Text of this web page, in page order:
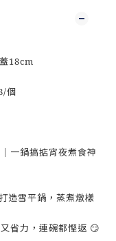
18cm
個
一鍋搞掂宵夜煮食神
造雪平鍋，蒸煮燉樣
省力，連碗都慳返 😏